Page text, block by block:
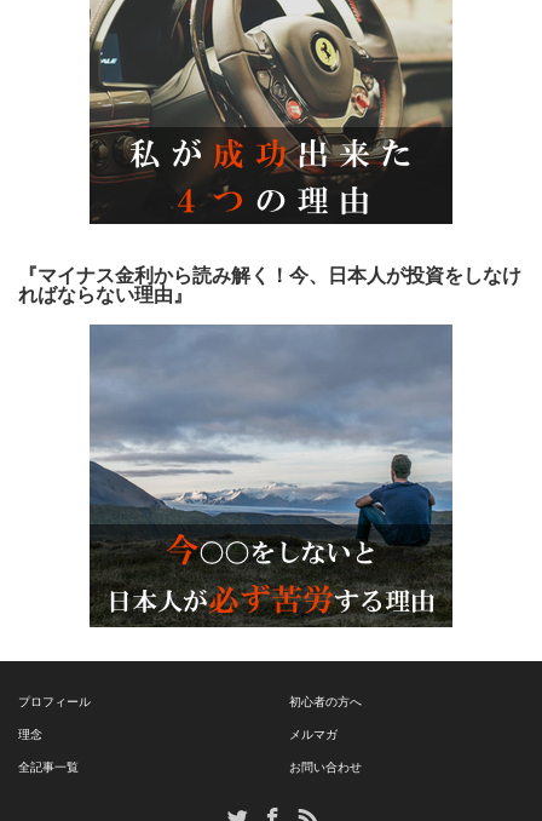
『マイナス金利から読み解く！今、日本人が投資をしなけ
ればならない理由』
プロフィール 初心者の方へ
理念 メルマガ
全記事一覧 お問い合わせ
TwitterFacebook